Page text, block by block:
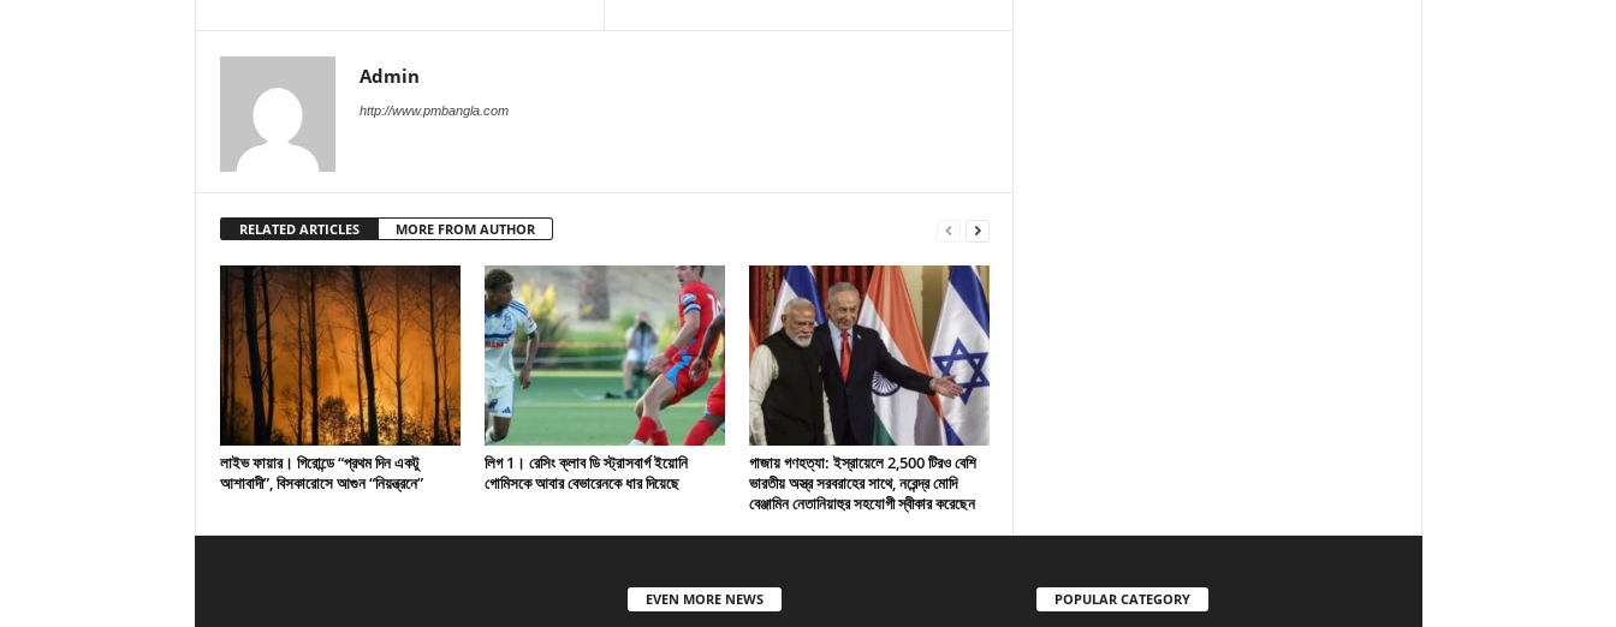
Admin
http://www.pmbangla.com
RELATED ARTICLES MORE FROM AUTHOR
লাইভ ফায়ার। গিরোন্ডে “প্রথম দিন একটু
আশাবাদী”, বিসকারোসে আগুন “নিয়ন্ত্রনে”
লিগ 1। রেসিং ক্লাব ডি স্ট্রাসবার্গ ইয়োনি
গোমিসকে আবার বেভারেনকে ধার দিয়েছে
গাজায় গণহত্যা: ইস্রায়েলে 2,500 টিরও বেশি
ভারতীয় অস্ত্র সরবরাহের সাথে, নরেন্দ্র মোদি
বেঞ্জামিন নেতানিয়াহুর সহযোগী স্বীকার করেছেন
EVEN MORE NEWS POPULAR CATEGORY